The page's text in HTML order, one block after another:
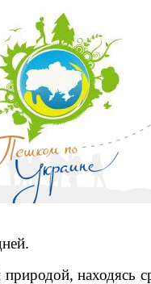
находясь